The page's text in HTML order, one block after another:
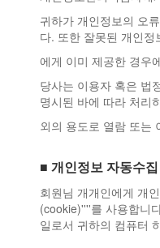
귀하가 개인정보의 오
다. 또한 잘못된 개인정
에게 이미 제공한 경우
당사는 이용자 혹은 법
명시된 바에 따라 처리
외의 용도로 열람 또는
■ 개인정보 자동수
회원님 개개인에게 개
(cookie)''''를 사용합니
일로서 귀하의 컴퓨터